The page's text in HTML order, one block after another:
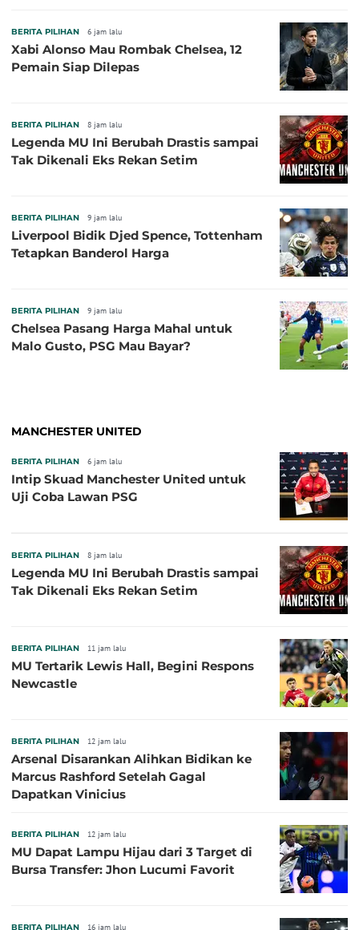
BERITA PILIHAN 6 jam lalu
Xabi Alonso Mau Rombak Chelsea, 12
Pemain Siap Dilepas
BERITA PILIHAN 8 jam lalu
Legenda MU Ini Berubah Drastis sampai
Tak Dikenali Eks Rekan Setim
BERITA PILIHAN 9 jam lalu
Liverpool Bidik Djed Spence, Tottenham
Tetapkan Banderol Harga
BERITA PILIHAN 9 jam lalu
Chelsea Pasang Harga Mahal untuk
Malo Gusto, PSG Mau Bayar?
MANCHESTER UNITED
BERITA PILIHAN 6 jam lalu
Intip Skuad Manchester United untuk
Uji Coba Lawan PSG
BERITA PILIHAN 8 jam lalu
Legenda MU Ini Berubah Drastis sampai
Tak Dikenali Eks Rekan Setim
BERITA PILIHAN 11 jam lalu
MU Tertarik Lewis Hall, Begini Respons
Newcastle
BERITA PILIHAN 12 jam lalu
Arsenal Disarankan Alihkan Bidikan ke
Marcus Rashford Setelah Gagal
Dapatkan Vinicius
BERITA PILIHAN 12 jam lalu
MU Dapat Lampu Hijau dari 3 Target di
Bursa Transfer: Jhon Lucumi Favorit
BERITA PILIHAN 16 jam lalu